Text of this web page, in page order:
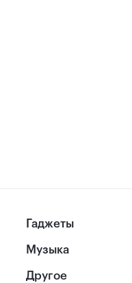
Гаджеты
Музыка
Другое